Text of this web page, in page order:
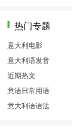
热门专题
意大利电影
意大利语发音
近期热文
意语日常用语
意大利语语法